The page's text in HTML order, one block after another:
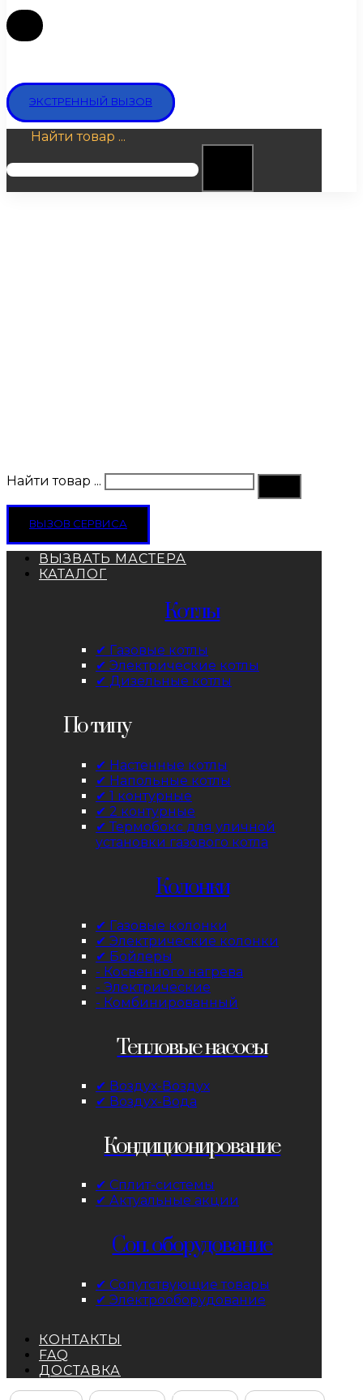
ЭКСТРЕННЫЙ ВЫЗОВ
Найти товар ...
Найти товар ...
ВЫЗОВ СЕРВИСА
ВЫЗВАТЬ МАСТЕРА
КАТАЛОГ
Котлы
✔ Газовые котлы
✔ Электрические котлы
✔ Дизельные котлы
По типу
✔ Настенные котлы
✔ Напольные котлы
✔ 1 контурные
✔ 2 контурные
✔ Термобокс для уличной
установки газового котла
Колонки
✔ Газовые колонки
✔ Электрические колонки
✔ Бойлеры
- Косвенного нагрева
- Электрические
- Комбинированный
Тепловые насосы
✔ Воздух-Воздух
✔ Воздух-Вода
Кондиционирование
✔ Сплит-системы
✔ Актуальные акции
Соп. оборудование
✔ Сопутствующие товары
✔ Электрооборудование
КОНТАКТЫ
FAQ
ДОСТАВКА